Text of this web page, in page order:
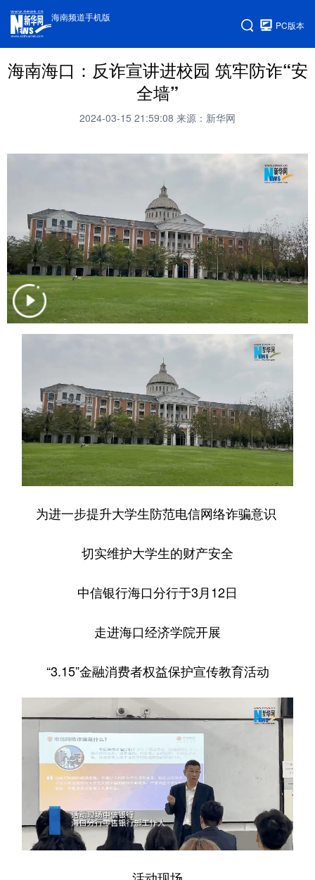
海南频道手机版
PC版本
海南海口：反诈宣讲进校园 筑牢防诈“安
全墙”
2024-03-15 21:59:08 来源：新华网
为进一步提升大学生防范电信网络诈骗意识
切实维护大学生的财产安全
中信银行海口分行于3月12日
走进海口经济学院开展
“3.15”金融消费者权益保护宣传教育活动